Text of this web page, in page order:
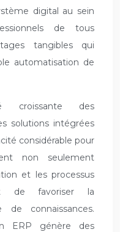
digital au sein
de tous
tangibles qui
automatisation de
croissante des
solutions intégrées
considérable pour
non seulement
et les processus
de favoriser la
connaissances.
ERP génère des